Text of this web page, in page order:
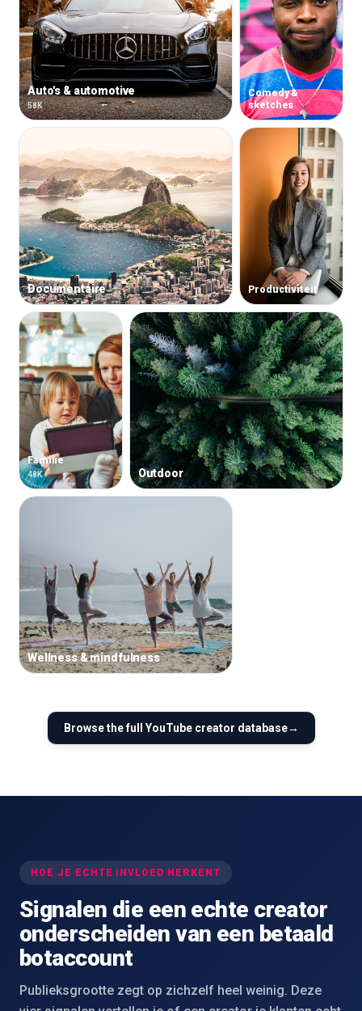
Auto's & automotive
58K
Comedy &
sketches
Documentaire Productiviteit
Familie
48K Outdoor
Wellness & mindfulness
Browse the full YouTubecreator database→
HOE JE ECHTE INVLOED HERKENT
Signalen die een echte creator
onderscheiden van een betaald
botaccount
Publieksgrootte zegt op zichzelf heel weinig. Deze